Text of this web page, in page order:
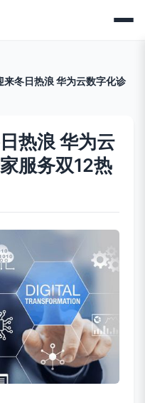
来冬日热浪 华为云数字化诊
热浪 华为云
服务双12热